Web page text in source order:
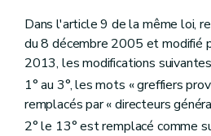
Dans l'article 9 de la même loi,
du 8 décembre 2005 et modifié
2013, les modifications
1° au 3°, les mots « greffiers
remplacés par « directeurs
2° le 13° est remplacé comme